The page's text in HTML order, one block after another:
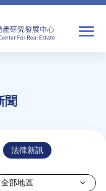
聞
聞
法律新訊